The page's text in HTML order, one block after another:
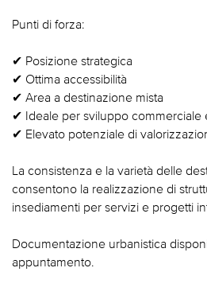
Punti di forza:
✔ Posizione strategica
✔ Ottima accessibilità
✔ Area a destinazione mista
✔ Ideale per sviluppo commerciale
✔ Elevato potenziale di
La consistenza e la varietà delle
consentono la realizzazione di
insediamenti per servizi e progetti
Documentazione urbanistica
appuntamento.